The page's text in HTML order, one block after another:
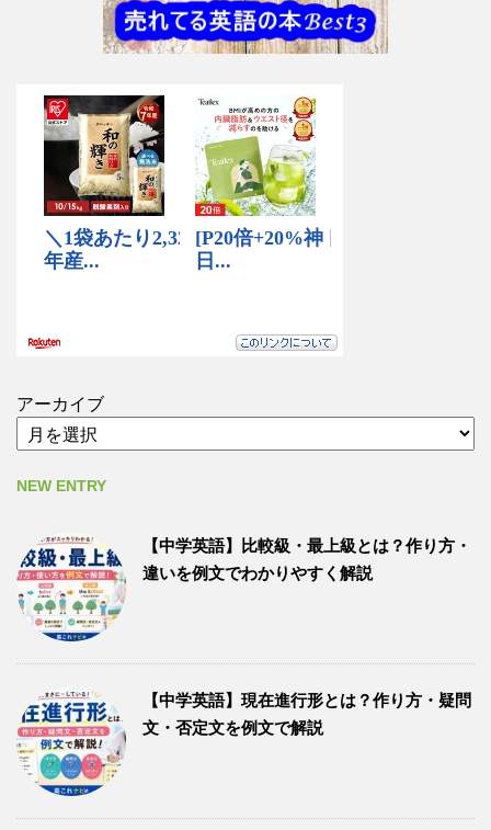
アーカイブ
NEW ENTRY
【中学英語】比較級・最上級とは？作り方・
違いを例文でわかりやすく解説
【中学英語】現在進行形とは？作り方・疑問
文・否定文を例文で解説